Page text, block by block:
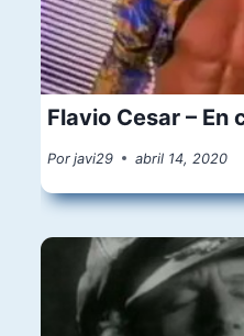
Flavio Cesar – En
Por javi29 abril 14, 2020